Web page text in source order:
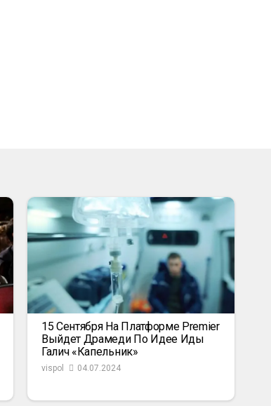
15 Сентября На Платформе Premier
Выйдет Драмеди По Идее Иды
Галич «Капельник»
vispol 04.07.2024